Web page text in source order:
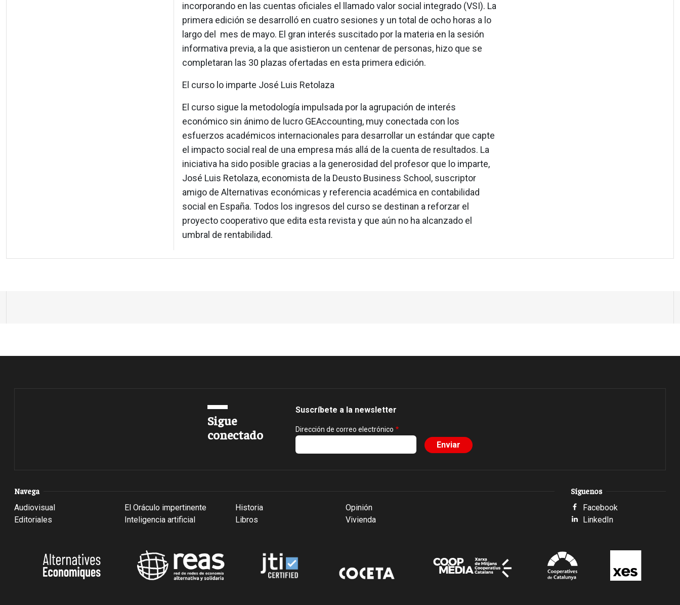
incorporando en las cuentas oficiales el llamado valor social integrado (VSI). La
primera edición se desarrolló en cuatro sesiones y un total de ocho horas a lo
largo del mes de mayo. El gran interés suscitado por la materia en la sesión
informativa previa, a la que asistieron un centenar de personas, hizo que se
completaran las 30 plazas ofertadas en esta primera edición.
El curso lo imparte José Luis Retolaza
El curso sigue la metodología impulsada por la agrupación de interés
económico sin ánimo de lucro GEAccounting, muy conectada con los
esfuerzos académicos internacionales para desarrollar un estándar que capte
el impacto social real de una empresa más allá de la cuenta de resultados. La
iniciativa ha sido posible gracias a la generosidad del profesor que lo imparte,
José Luis Retolaza, economista de la Deusto Business School, suscriptor
amigo de Alternativas económicas y referencia académica en contabilidad
social en España. Todos los ingresos del curso se destinan a reforzar el
proyecto cooperativo que edita esta revista y que aún no ha alcanzado el
umbral de rentabilidad.
Sigue
conectado
Suscríbete a la newsletter
Dirección de correo electrónico
Navega
Audiovisual
Editoriales
El Oráculo impertinente
Inteligencia artificial
Historia
Libros
Opinión
Vivienda
Síguenos
Facebook
LinkedIn